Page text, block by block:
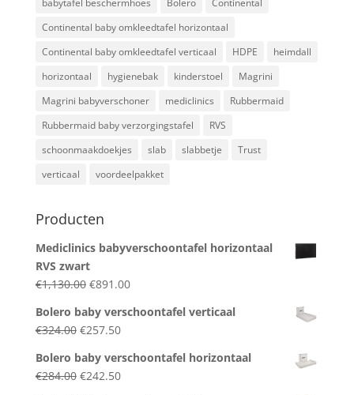
babytafel beschermhoes
Bolero
Continental
Continental baby omkleedtafel horizontaal
Continental baby omkleedtafel verticaal
HDPE
heimdall
horizontaal
hygienebak kinderstoel
Magrini
Magrini babyverschoner
mediclinics
Rubbermaid
Rubbermaid baby verzorgingstafel
RVS
schoonmaakdoekjes
slab slabbetje
Trust
verticaal
voordeelpakket
Producten
Mediclinics babyverschoontafel horizontaal
RVS zwart
€1,130.00 Original
was:
€1,130.00.
€891.00Current
is:
Bolero baby verschoontafel verticaal
€324.00 Original
was:
€324.00.
€257.50Current
is:
€257.50.
Bolero baby verschoontafel horizontaal
€284.00 Original
€242.50Current